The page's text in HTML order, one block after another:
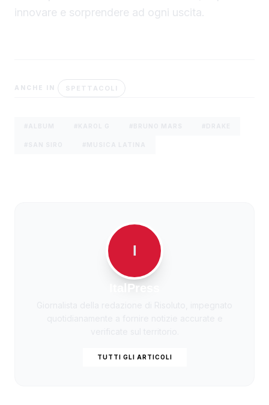
innovare e sorprendere ad ogni uscita.
ANCHE IN SPETTACOLI
I
ItalPress
TUTTI GLI ARTICOLI